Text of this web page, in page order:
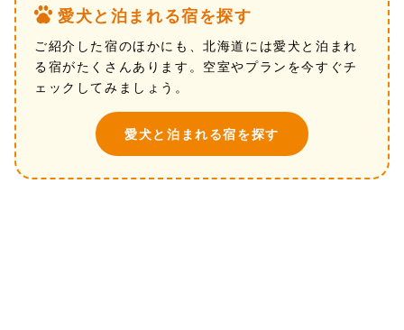
愛犬と泊まれる宿を探す
ご紹介した宿のほかにも、北海道には愛犬と泊まれ
る宿がたくさんあります。空室やプランを今すぐチ
ェックしてみましょう。
愛犬と泊まれる宿を探す